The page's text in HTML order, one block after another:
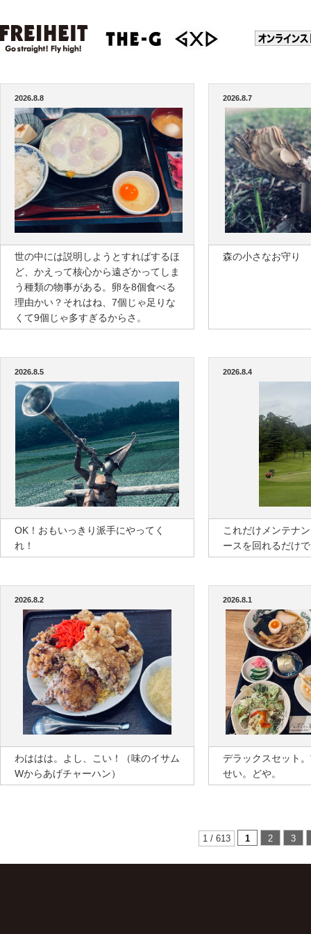
2026.8.8
世の中には説明しようとすればするほ
ど、かえって核心から遠ざかってしま
う種類の物事がある。卵を8個食べる
理由かい？それはね、7個じゃ足りな
くて9個じゃ多すぎるからさ。
2026.8.7
森の小さなお守り
2026.8.5
OK！おもいっきり派手にやってく
れ！
2026.8.4
これだけメンテナ
ースを回れるだけ
2026.8.2
わははは。よし、こい！（味のイサム
Wからあげチャーハン）
2026.8.1
デラックスセット
せい。どや。
1 / 613 1 2 3